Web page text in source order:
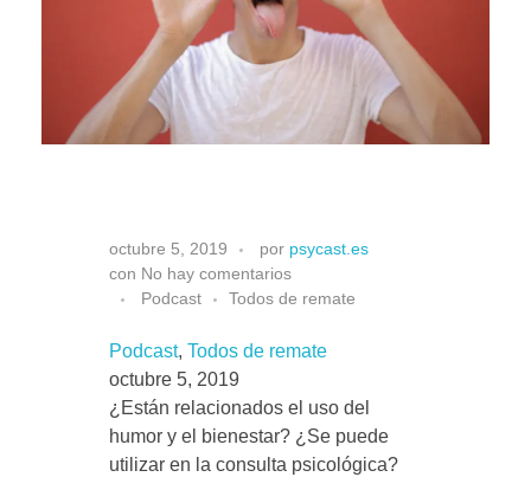
H
u
m
o
octubre 5, 2019 por psycast.es
con No hay comentarios
Podcast
Todos de remate
Podcast, Todos de remate
octubre 5, 2019
¿Están relacionados el uso del
humor y el bienestar? ¿Se puede
utilizar en la consulta psicológica?